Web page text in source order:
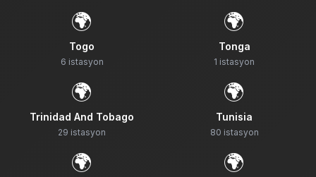
🌍
Togo
6 istasyon
🌍
Tonga
1 istasyon
🌍
Trinidad And Tobago
29 istasyon
🌍
Tunisia
80 istasyon
🌍 🌍